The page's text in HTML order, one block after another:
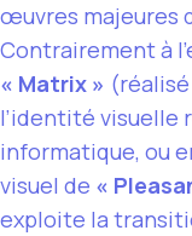
œuvres majeures
Contrairement à
« Matrix »
l’identité visuelle
informatique, ou
visuel de «
exploite la